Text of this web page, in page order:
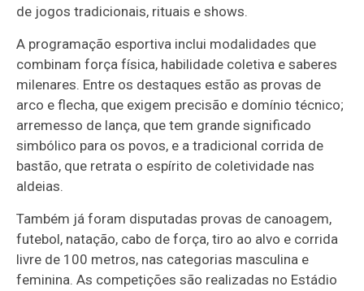
de jogos tradicionais, rituais e shows.
A programação esportiva inclui modalidades que
combinam força física, habilidade coletiva e saberes
milenares. Entre os destaques estão as provas de
arco e flecha, que exigem precisão e domínio técnico;
arremesso de lança, que tem grande significado
simbólico para os povos, e a tradicional corrida de
bastão, que retrata o espírito de coletividade nas
aldeias.
Também já foram disputadas provas de canoagem,
futebol, natação, cabo de força, tiro ao alvo e corrida
livre de 100 metros, nas categorias masculina e
feminina. As competições são realizadas no Estádio